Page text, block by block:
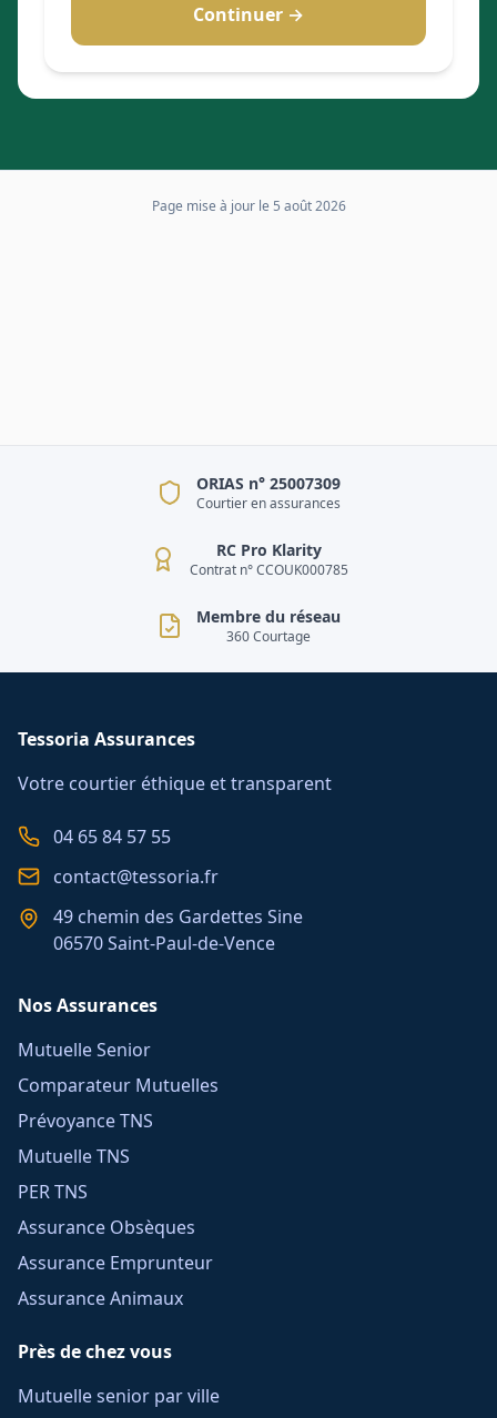
Continuer →
Page mise à jour le 5 août 2026
ORIAS n° 25007309
Courtier en assurances
RC Pro Klarity
Contrat n° CCOUK000785
Membre du réseau
360 Courtage
Tessoria Assurances
Votre courtier éthique et transparent
04 65 84 57 55
contact@tessoria.fr
49 chemin des Gardettes Sine
06570 Saint-Paul-de-Vence
Nos Assurances
Mutuelle Senior
Comparateur Mutuelles
Prévoyance TNS
Mutuelle TNS
PER TNS
Assurance Obsèques
Assurance Emprunteur
Assurance Animaux
Près de chez vous
Mutuelle senior par ville